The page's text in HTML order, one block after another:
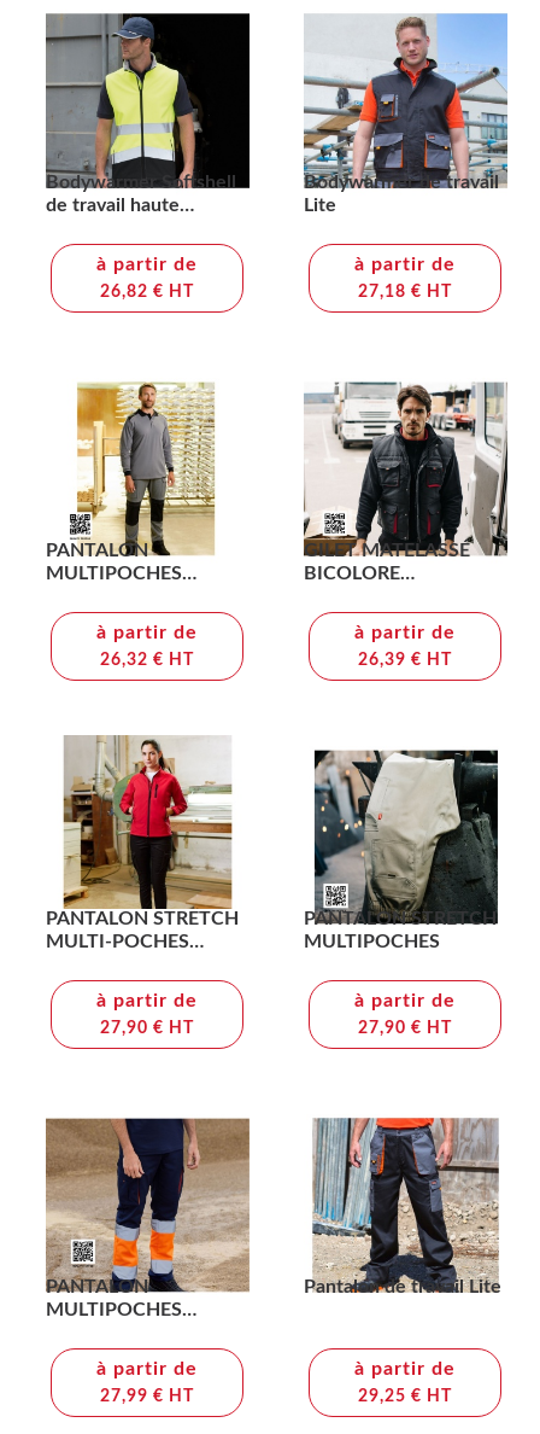
Bodywarmer Softshell
de travail haute
à partir de
26,82 € HT
Bodywarmer de travail
Lite
à partir de
27,18 € HT
PANTALON
MULTIPOCHES
à partir de
26,32 € HT
GILET MATELASSÉ
BICOLORE
à partir de
26,39 € HT
PANTALON STRETCH
MULTI-POCHES
à partir de
27,90 € HT
PANTALON STRETCH
MULTIPOCHES
à partir de
27,90 € HT
PANTALON
MULTIPOCHES
VISIBILITÉ
à partir de
27,99 € HT
Pantalon de travail Lite
à partir de
29,25 € HT